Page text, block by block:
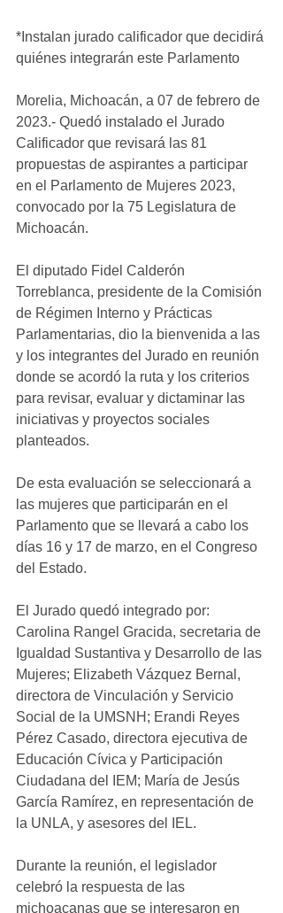
*Instalan jurado calificador que decidirá
quiénes integrarán este Parlamento
Morelia, Michoacán, a 07 de febrero de
2023.- Quedó instalado el Jurado
Calificador que revisará las 81
propuestas de aspirantes a participar
en el Parlamento de Mujeres 2023,
convocado por la 75 Legislatura de
Michoacán.
El diputado Fidel Calderón
Torreblanca, presidente de la Comisión
de Régimen Interno y Prácticas
Parlamentarias, dio la bienvenida a las
y los integrantes del Jurado en reunión
donde se acordó la ruta y los criterios
para revisar, evaluar y dictaminar las
iniciativas y proyectos sociales
planteados.
De esta evaluación se seleccionará a
las mujeres que participarán en el
Parlamento que se llevará a cabo los
días 16 y 17 de marzo, en el Congreso
del Estado.
El Jurado quedó integrado por:
Carolina Rangel Gracida, secretaria de
Igualdad Sustantiva y Desarrollo de las
Mujeres; Elizabeth Vázquez Bernal,
directora de Vinculación y Servicio
Social de la UMSNH; Erandi Reyes
Pérez Casado, directora ejecutiva de
Educación Cívica y Participación
Ciudadana del IEM; María de Jesús
García Ramírez, en representación de
la UNLA, y asesores del IEL.
Durante la reunión, el legislador
celebró la respuesta de las
michoacanas que se interesaron en